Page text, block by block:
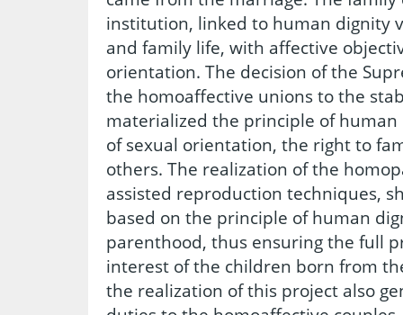
institution, linked to human dignity
and family life, with affective
orientation. The decision of the
the homoaffective unions to the
materialized the principle of
of sexual orientation, the right to
others. The realization of the
assisted reproduction techniques,
based on the principle of human
parenthood, thus ensuring the full
interest of the children born from
the realization of this project also